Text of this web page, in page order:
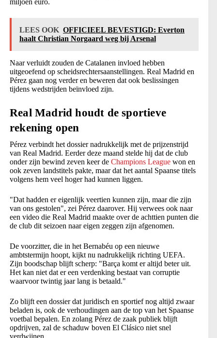
miljoen euro.
LEES OOK OFFICIEEL BEVESTIGD: Everton
haalt Christian Norgaard weg bij Arsenal
Naar verluidt zouden de Catalanen invloed hebben
uitgeoefend op scheidsrechtersaanstellingen. Real Madrid en
Pérez gaan nog verder en beweren dat ook beslissingen
tijdens wedstrijden beïnvloed zijn.
Real Madrid houdt de sportieve
rekening open
Pérez verbindt het dossier nadrukkelijk met de prijzenstrijd
van Real Madrid. Eerder deze maand stelde hij dat de club
onder zijn bewind zeven keer de Champions League won en
ook zeven landstitels pakte, maar dat het aantal Spaanse titels
volgens hem veel hoger had kunnen liggen.
"Dat hadden er eigenlijk veertien kunnen zijn, maar die zijn
van ons gestolen", zei Pérez daarover. Hij verwees ook naar
een video die Real Madrid maakte over de achttien punten die
de club dit seizoen naar eigen zeggen zijn afgenomen.
De voorzitter, die in het Bernabéu op een nieuwe
ambtstermijn hoopt, kijkt nu nadrukkelijk richting UEFA.
Zijn boodschap blijft scherp: "Barça komt er altijd beter uit.
Het kan niet dat er een verdenking bestaat van corruptie
waarvoor twintig jaar lang is betaald."
Zo blijft een dossier dat juridisch en sportief nog altijd zwaar
beladen is, ook de verhoudingen aan de top van het Spaanse
voetbal bepalen. En zolang Pérez de zaak publiek blijft
opdrijven, zal de schaduw boven El Clásico niet snel
verdwijnen.